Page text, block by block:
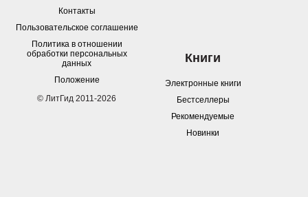
Контакты
Пользовательское соглашение
Политика в отношении
обработки персональных
данных
Положение
© ЛитГид 2011-2026
Книги
Электронные книги
Бестселлеры
Рекомендуемые
Новинки